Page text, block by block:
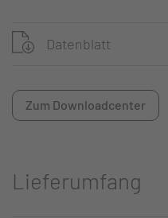
Datenblatt
Zum Downloadcenter
Lieferumfang